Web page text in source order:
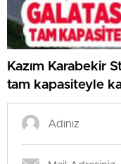
Kazım Karabekir
tam kapasiteyle